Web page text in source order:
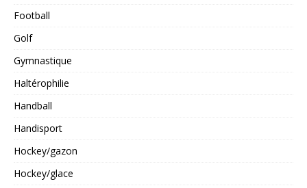
Football
Golf
Gymnastique
Haltérophilie
Handball
Handisport
Hockey/gazon
Hockey/glace